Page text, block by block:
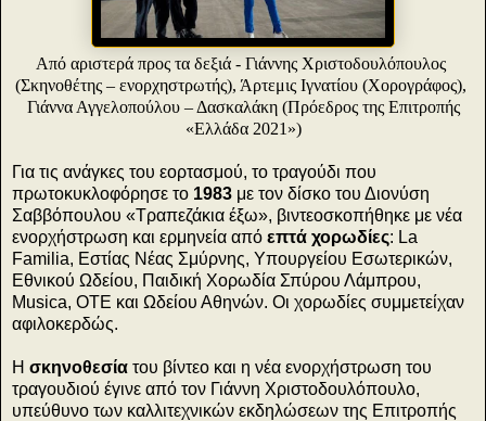
Από αριστερά προς τα δεξιά - Γιάννης Χριστοδουλόπουλος
(Σκηνοθέτης – ενορχηστρωτής), Άρτεμις Ιγνατίου (Χορογράφος),
Γιάννα Αγγελοπούλου – Δασκαλάκη (Πρόεδρος της Επιτροπής
«Ελλάδα 2021»)
Για τις ανάγκες του εορτασμού, το τραγούδι που
πρωτοκυκλοφόρησε το 1983 με τον δίσκο του Διονύση
Σαββόπουλου «Τραπεζάκια έξω», βιντεοσκοπήθηκε με νέα
ενορχήστρωση και ερμηνεία από επτά χορωδίες: La
Familia, Εστίας Νέας Σμύρνης, Υπουργείου Εσωτερικών,
Εθνικού Ωδείου, Παιδική Χορωδία Σπύρου Λάμπρου,
Musica, ΟΤΕ και Ωδείου Αθηνών. Οι χορωδίες συμμετείχαν
αφιλοκερδώς.
Η σκηνοθεσία του βίντεο και η νέα ενορχήστρωση του
τραγουδιού έγινε από τον Γιάννη Χριστοδουλόπουλο,
υπεύθυνο των καλλιτεχνικών εκδηλώσεων της Επιτροπής